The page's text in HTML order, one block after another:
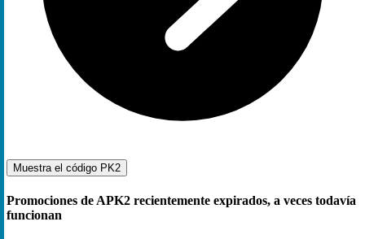
Muestra el código PK2
Promociones de APK2 recientemente expirados, a veces todavía
funcionan